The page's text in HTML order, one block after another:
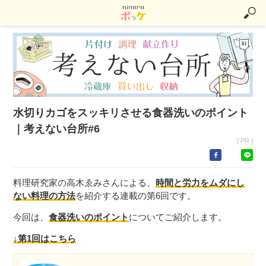
水切りカゴをスッキリさせる食器洗いのポイント
｜考えない台所#6
[ PR ]
料理研究家の高木ゑみさんによる、 時間と労力をムダにし
ない料理の方法を紹介する連載の第6回です。
今回は、食器洗いのポイント についてご紹介します。
↓第1回はこちら